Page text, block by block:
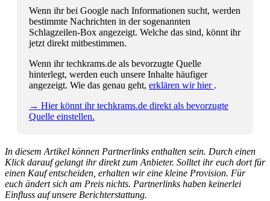
Wenn ihr bei Google nach Informationen sucht, werden
bestimmte Nachrichten in der sogenannten
Schlagzeilen-Box angezeigt. Welche das sind, könnt ihr
jetzt direkt mitbestimmen.
Wenn ihr techkrams.de als bevorzugte Quelle
hinterlegt, werden euch unsere Inhalte häufiger
angezeigt. Wie das genau geht, erklären wir hier .
→ Hier könnt ihr techkrams.de direkt als bevorzugte
Quelle einstellen.
In diesem Artikel können Partnerlinks enthalten sein. Durch einen
Klick darauf gelangt ihr direkt zum Anbieter. Solltet ihr euch dort für
einen Kauf entscheiden, erhalten wir eine kleine Provision. Für
euch ändert sich am Preis nichts. Partnerlinks haben keinerlei
Einfluss auf unsere Berichterstattung.